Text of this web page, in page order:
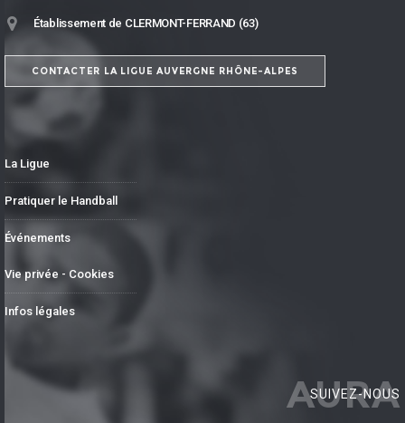
Établissement de CLERMONT-FERRAND (63)
CONTACTER LA LIGUE AUVERGNE RHÔNE-ALPES
La Ligue
Pratiquer le Handball
Événements
Vie privée - Cookies
Infos légales
AURA
SUIVEZ-NOUS